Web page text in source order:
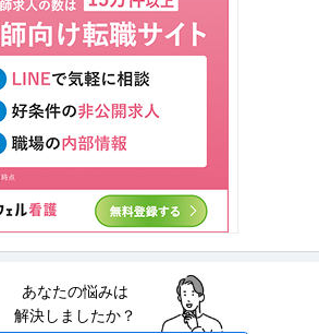
祝休み】外国人人材紹介の法人営業｜マネジメ
…続きを見る
提供：上野グループホールディングス株式会社
／ 「測量士・測量士補・測量助手」最新
スキャナーを駆使する先進的測量技術者／
プ基盤／京都・丸太町駅徒歩1分／完全週
完全週休2日制
プライアンス 【業種】士業＞その他 ※会員属性な
リ…続きを見る
ート年休126日／土日祝休／残業10H以下
みの建コン
あなたの悩みは
解決しましたか？